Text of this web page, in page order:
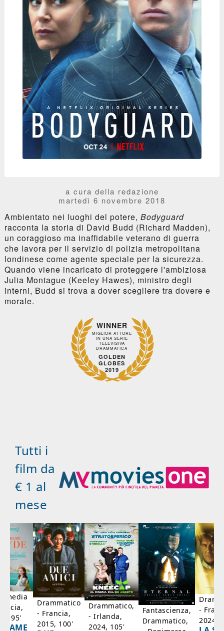
a cura della redazione
martedì 6 novembre 2018
Ambientato nei luoghi del potere, Bodyguard
racconta la storia di David Budd (Richard Madden),
un coraggioso ma inaffidabile veterano di guerra
che lavora per il servizio di polizia metropolitana
londinese come agente speciale per la sicurezza.
Quando viene incaricato di proteggere l'ambiziosa
Julia Montague (Keeley Hawes), ministro degli
interni, Budd si trova a dover scegliere tra dovere e
morale.
WINNER
MIGLIOR ATTORE
IN UNA SERIE
TELEVISIVA
DRAMMATICA
GOLDEN
GLOBES
2019
Tutti i
film da
€ 1 al
mese
95'
Drammatico
- Francia,
2015, 100'
Drammatico,
- Irlanda,
2024, 105'
Fantascienza,
Drammatico,
-
2024,